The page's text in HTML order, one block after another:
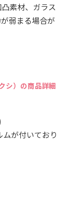
素材、ガラス
弱まる場合が
シ）の商品詳細
が付いており